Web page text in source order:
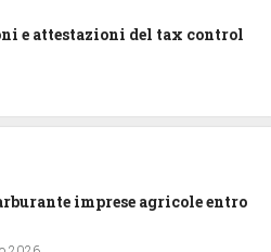
e attestazioni del tax control
imprese agricole entro